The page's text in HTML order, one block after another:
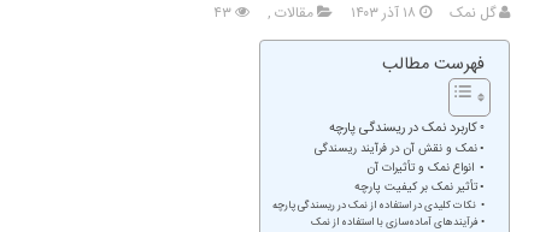
گل نمک مقالات ,
فهرست مطالب
کاربرد نمک در ریسندگی پارچه
نمک و نقش آن در فرآیند ریسندگی
انواع نمک و تأثیرات آن
تأثیر نمک بر کیفیت پارچه
نکات کلیدی در استفاده از نمک در ریسندگی پارچه
فرآیندهای آماده‌سازی با استفاده از نمک